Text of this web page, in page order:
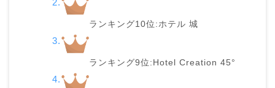
ランキング10位:ホテル 城
ランキング9位:Hotel Creation 45°